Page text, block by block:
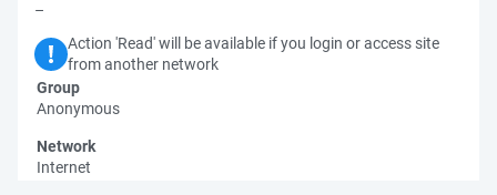
–
Action 'Read' will be available if you login or access site
from another network
Group
Anonymous
Network
Internet